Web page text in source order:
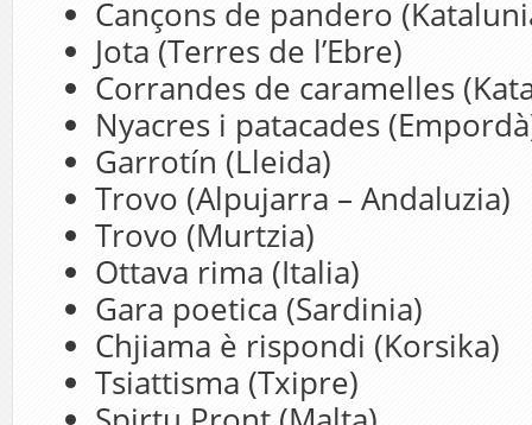
Cançons de pandero
Jota (Terres de l’Ebre)
Corrandes de caramelles
Nyacres i patacades
Garrotín (Lleida)
Trovo (Alpujarra – Andaluzia)
Trovo (Murtzia)
Ottava rima (Italia)
Gara poetica (Sardinia)
Chjiama è rispondi (Korsika)
Tsiattisma (Txipre)